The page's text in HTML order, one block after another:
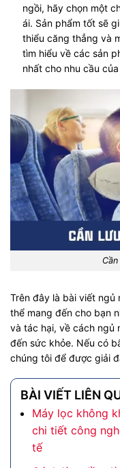
ngồi, hãy chọn một
ái. Sản phẩm tốt sẽ
thiểu căng thẳng và
tìm hiểu về các sản
nhất cho nhu cầu
Trên đây là bài viết ngủ
thể mang đến cho bạn
và tác hại, về cách ngủ
đến sức khỏe. Nếu có
chúng tôi để được giải
BÀI VIẾT LIÊN
Máy lọc không
chi tiết công
tế